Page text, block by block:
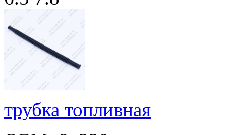
трубка топливная